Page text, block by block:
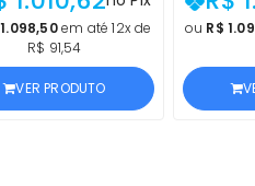
E77825, E77428,
CIANO |
OFICIAL, COM
E PROCEDÊNCIA
em até 12x de
R$ 91,54
VER PRODUTO
E77830,
NF E
ou R$